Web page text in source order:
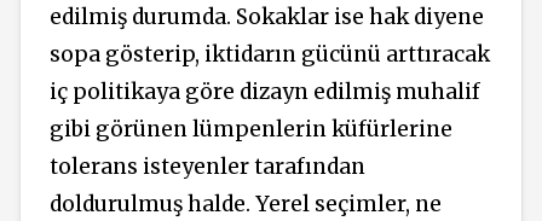
edilmiş durumda. Sokaklar ise hak diyene
sopa gösterip, iktidarın gücünü arttıracak
iç politikaya göre dizayn edilmiş muhalif
gibi görünen lümpenlerin küfürlerine
tolerans isteyenler tarafından
doldurulmuş halde. Yerel seçimler, ne